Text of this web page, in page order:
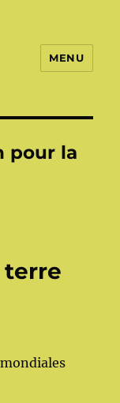
MENU
pour la
terre